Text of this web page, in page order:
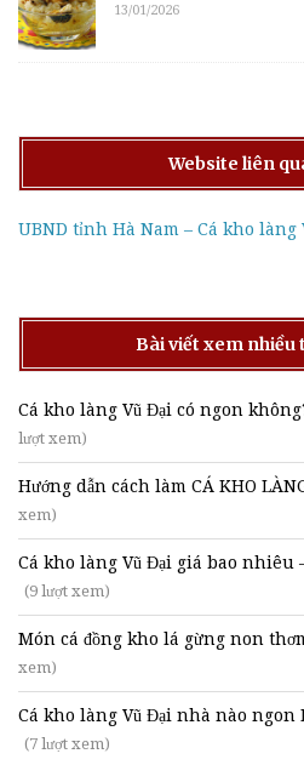
13/01/2026
Website liên
UBND tỉnh Hà Nam – Cá kho làng
Bài viết xem
Cá kho làng Vũ Đại có ngon
lượt xem)
Hướng dẫn cách làm CÁ KHO
xem)
Cá kho làng Vũ Đại giá bao nhiêu
(9 lượt xem)
Món cá đồng kho lá gừng non
xem)
Cá kho làng Vũ Đại nhà nào ngon
(7 lượt xem)